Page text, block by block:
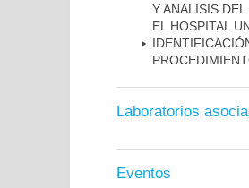
Y ANALISIS
EL HOSPITAL
Laboratorios
Eventos